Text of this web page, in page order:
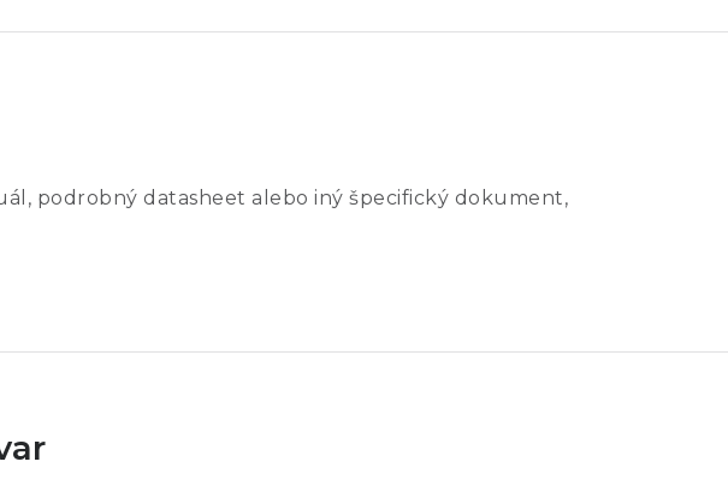
podrobný datasheet alebo iný špecifický dokument,